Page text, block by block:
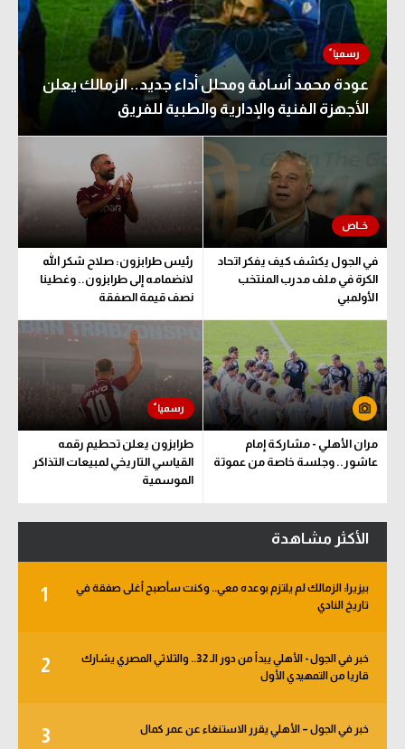
عودة محمد أسامة ومحلل أداء جديد.. الزمالك يعلن
الأجهزة الفنية والإدارية والطبية للفريق
في الجول يكشف كيف يفكر اتحاد
الكرة في ملف مدرب المنتخب
الأولمبي
رئيس طرابزون: صلاح شكر الله
لانضمامه إلى طرابزون.. وغطينا
نصف قيمة الصفقة
مران الأهلي - مشاركة إمام
عاشور.. وجلسة خاصة من عموتة
طرابزون يعلن تحطيم رقمه
القياسي التاريخي لمبيعات التذاكر
الموسمية
الأكثر مشاهدة
1
بيزيرا: الزمالك لم يلتزم بوعده معي.. وكنت سأصبح أغلى صفقة في
تاريخ النادي
2
خبر في الجول - الأهلي يبدأ من دور الـ 32.. والثلاثي المصري يشارك
قاريا من التمهيدي الأول
3 خبر في الجول – الأهلي يقرر الاستنغاء عن عمر كمال